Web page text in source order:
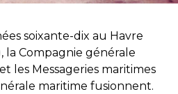
soixante-dix au Havre
la Compagnie générale
les Messageries maritimes
maritime fusionnent.